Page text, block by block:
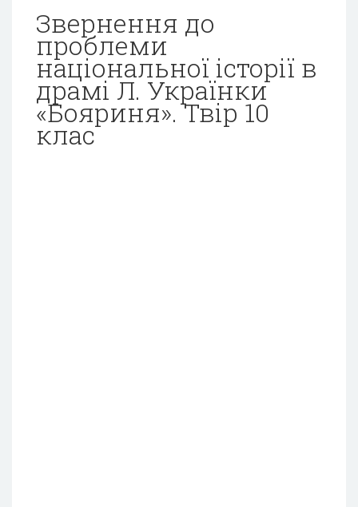
Звернення до
проблеми
національної історії в
драмі Л. Українки
«Бояриня». Твір 10
клас